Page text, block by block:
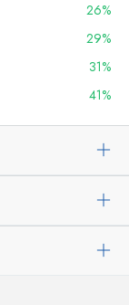
26%
29%
31%
41%